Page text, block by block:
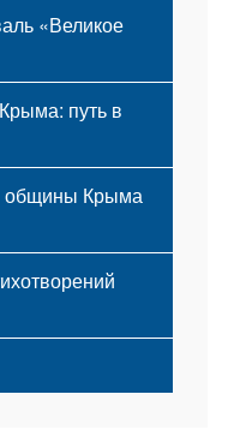
«Великое
путь в
общины Крыма